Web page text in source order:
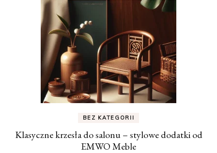
BEZ KATEGORII
Klasyczne krzesła do salonu – stylowe dodatki od
EMWO Meble